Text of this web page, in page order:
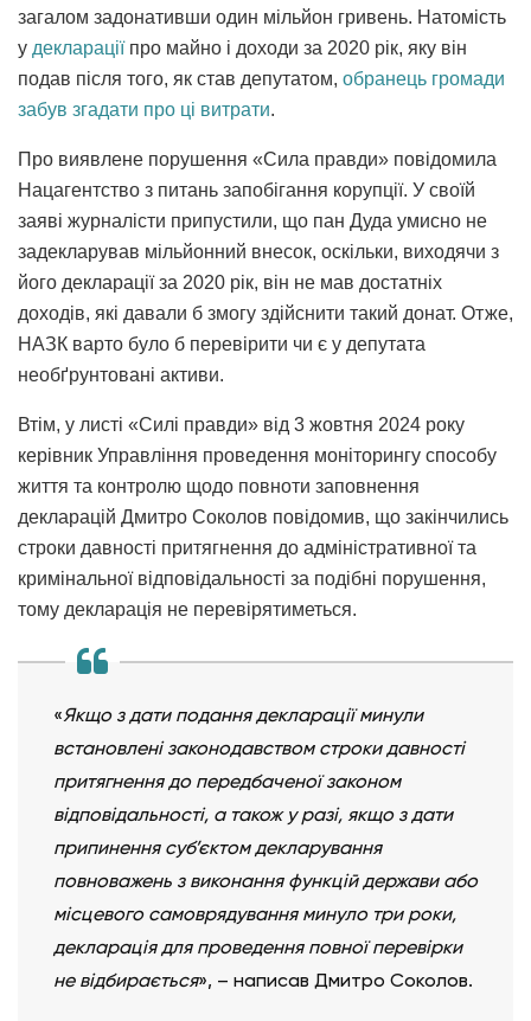
загалом задонативши один мільйон гривень. Натомість
у деклараціїпро майно і доходи за 2020 рік, яку він
подав після того, як став депутатом, обранець громади
забув згадати про ці витрати.
Про виявлене порушення «Сила правди» повідомила
Нацагентство з питань запобігання корупції. У своїй
заяві журналісти припустили, що пан Дуда умисно не
задекларував мільйонний внесок, оскільки, виходячи з
його декларації за 2020 рік, він не мав достатніх
доходів, які давали б змогу здійснити такий донат. Отже,
НАЗК варто було б перевірити чи є у депутата
необґрунтовані активи.
Втім, у листі «Силі правди» від 3 жовтня 2024 року
керівник Управління проведення моніторингу способу
життя та контролю щодо повноти заповнення
декларацій Дмитро Соколов повідомив, що закінчились
строки давності притягнення до адміністративної та
кримінальної відповідальності за подібні порушення,
тому декларація не перевірятиметься.
«Якщо з дати подання декларації минули
встановлені законодавством строки давності
притягнення до передбаченої законом
відповідальності, а також у разі, якщо з дати
припинення суб’єктом декларування
повноважень з виконання функцій держави або
місцевого самоврядування минуло три роки,
декларація для проведення повної перевірки
не відбирається», – написав Дмитро Соколов.